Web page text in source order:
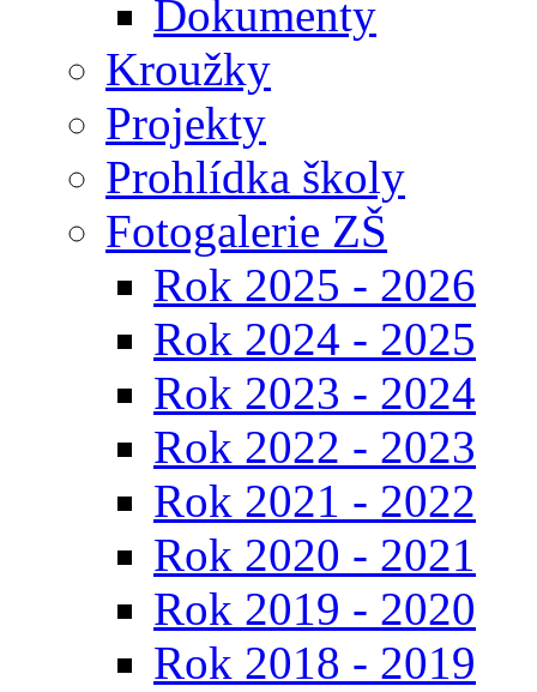
Dokumenty
Kroužky
Projekty
Prohlídka školy
Fotogalerie ZŠ
Rok 2025 - 2026
Rok 2024 - 2025
Rok 2023 - 2024
Rok 2022 - 2023
Rok 2021 - 2022
Rok 2020 - 2021
Rok 2019 - 2020
Rok 2018 - 2019